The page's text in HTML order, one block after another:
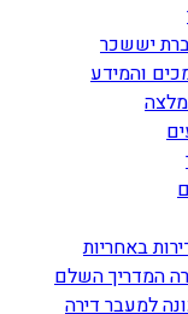
יששכר
והמידע
באחריות
המדריך השלם
למעבר דירה